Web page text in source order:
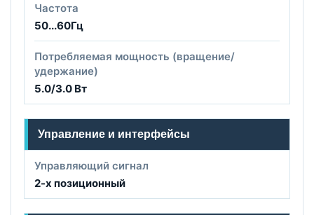
Частота
50...60Гц
Потребляемая мощность (вращение/
удержание)
5.0/3.0 Вт
Управление и интерфейсы
Управляющий сигнал
2-х позиционный